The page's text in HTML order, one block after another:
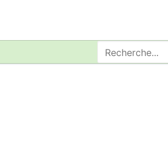
Rechercher
: